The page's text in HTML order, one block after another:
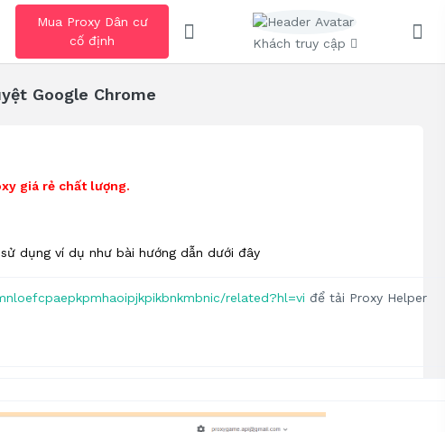
Mua Proxy Dân cư
cố định
Khách truy cập
Google Chrome
giá rẻ chất lượng.
dụng ví dụ như bài hướng dẫn dưới đây
related?hl=vi để tải Proxy Helper